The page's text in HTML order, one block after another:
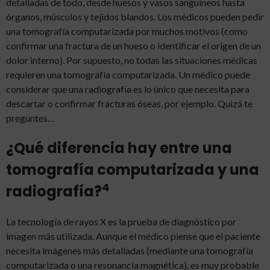
órganos, músculos y tejidos blandos. Los médicos pueden pedir
una tomografía computarizada por muchos motivos (como
confirmar una fractura de un hueso o identificar el origen de un
dolor interno). Por supuesto, no todas las situaciones médicas
requieren una tomografía computarizada. Un médico puede
considerar que una radiografía es lo único que necesita para
descartar o confirmar fracturas óseas, por ejemplo. Quizá te
preguntes…
¿Qué diferencia hay entre una
tomografía computarizada y una
radiografía?4
La tecnología de rayos X es la prueba de diagnóstico por
imagen más utilizada. Aunque el médico piense que el paciente
necesita imágenes más detalladas (mediante una tomografía
computarizada o una resonancia magnética), es muy probable